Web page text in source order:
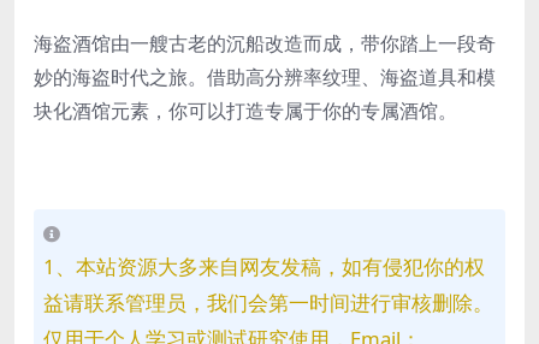
海盗酒馆由一艘古老的沉船改造而成，带你踏上一段奇
妙的海盗时代之旅。借助高分辨率纹理、海盗道具和模
块化酒馆元素，你可以打造专属于你的专属酒馆。
1、本站资源大多来自网友发稿，如有侵犯你的权
益请联系管理员，我们会第一时间进行审核删除。
仅用于个人学习或测试研究使用，Email：